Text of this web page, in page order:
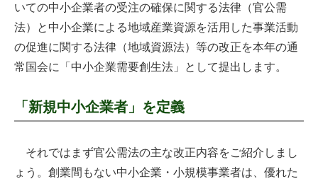
いての中小企業者の受注の確保に関する法律（官公需
法）と中小企業による地域産業資源を活用した事業活動
の促進に関する法律（地域資源法）等の改正を本年の通
常国会に「中小企業需要創生法」として提出します。
「新規中小企業者」を定義
それではまず官公需法の主な改正内容をご紹介しまし
ょう。創業間もない中小企業・小規模事業者は、優れた